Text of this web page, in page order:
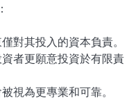
對其投入的資本負責。
者更願意投資於有限責
視為更專業和可靠。